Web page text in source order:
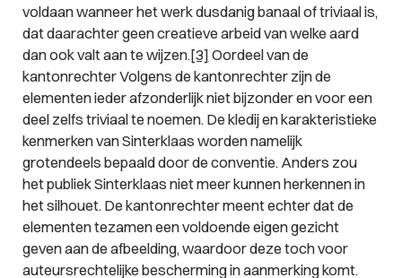
voldaan wanneer het werk dusdanig banaal of triviaal is,
dat daarachter geen creatieve arbeid van welke aard
dan ook valt aan te wijzen.[3] Oordeel van de
kantonrechterVolgens de kantonrechter zijn de
elementenieder afzonderlijkniet bijzonder en voor een
deel zelfs triviaal te noemen. De kledij en karakteristieke
kenmerken van Sinterklaas worden namelijk
grotendeels bepaald door de conventie. Anders zou
het publiek Sinterklaas niet meer kunnen herkennen in
het silhouet. De kantonrechter meent echter dat de
elemententezameneen voldoende eigen gezicht
geven aan de afbeelding, waardoor deze toch voor
auteursrechtelijke bescherming in aanmerking komt.